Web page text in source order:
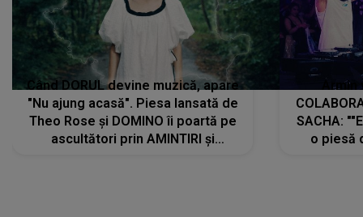
Când DORUL devine muzică, apare
"Nu ajung acasă". Piesa lansată de
Theo Rose și DOMINO îi poartă pe
ascultători prin AMINTIRI și
SACHA:
o piesă